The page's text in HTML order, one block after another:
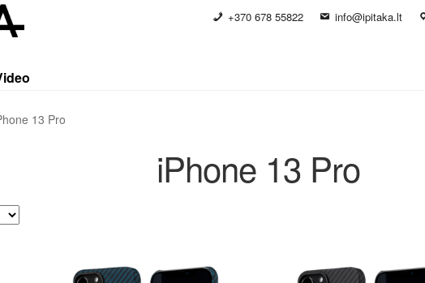
info@ipitaka.lt
+370 678 55822
13 Pro
iPhone 13 Pro